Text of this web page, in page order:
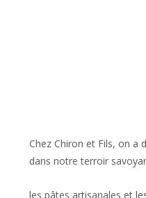
Chez Chiron et Fils, on a
dans notre terroir
les pâtes artisanales et